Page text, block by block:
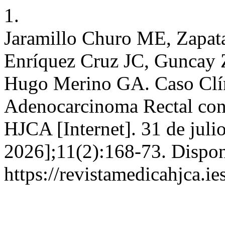
1.
Jaramillo Churo ME,
Enríquez Cruz JC, Guncay
Hugo Merino GA. Caso
Adenocarcinoma Rectal
HJCA [Internet]. 31 de
2026];11(2):168-73.
https://